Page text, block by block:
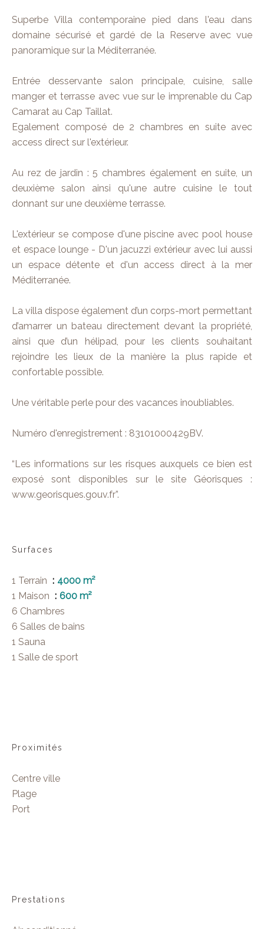
Superbe Villa contemporaine pied dans l'eau dans
domaine sécurisé et gardé de la Reserve avec vue
panoramique sur la Méditerranée.
Entrée desservante salon principale, cuisine, salle
manger et terrasse avec vue sur le imprenable du Cap
Camarat au Cap Taillat.
Egalement composé de 2 chambres en suite avec
access direct sur l'extérieur.
Au rez de jardin : 5 chambres également en suite, un
deuxième salon ainsi qu'une autre cuisine le tout
donnant sur une deuxième terrasse.
L'extérieur se compose d'une piscine avec pool house
et espace lounge - D'un jacuzzi extérieur avec lui aussi
un espace détente et d'un access direct à la mer
Méditerranée.
La villa dispose également d’un corps-mort permettant
d’amarrer un bateau directement devant la propriété,
ainsi que d’un hélipad, pour les clients souhaitant
rejoindre les lieux de la manière la plus rapide et
confortable possible.
Une véritable perle pour des vacances inoubliables.
Numéro d'enregistrement : 83101000429BV.
“Les informations sur les risques auxquels ce bien est
exposé sont disponibles sur le site Géorisques :
www.georisques.gouv.fr”.
Surfaces
1 Terrain
4000 m²
1 Maison
600 m²
6 Chambres
6 Salles de bains
1 Sauna
1 Salle de sport
Proximités
Centre ville
Plage
Port
Prestations